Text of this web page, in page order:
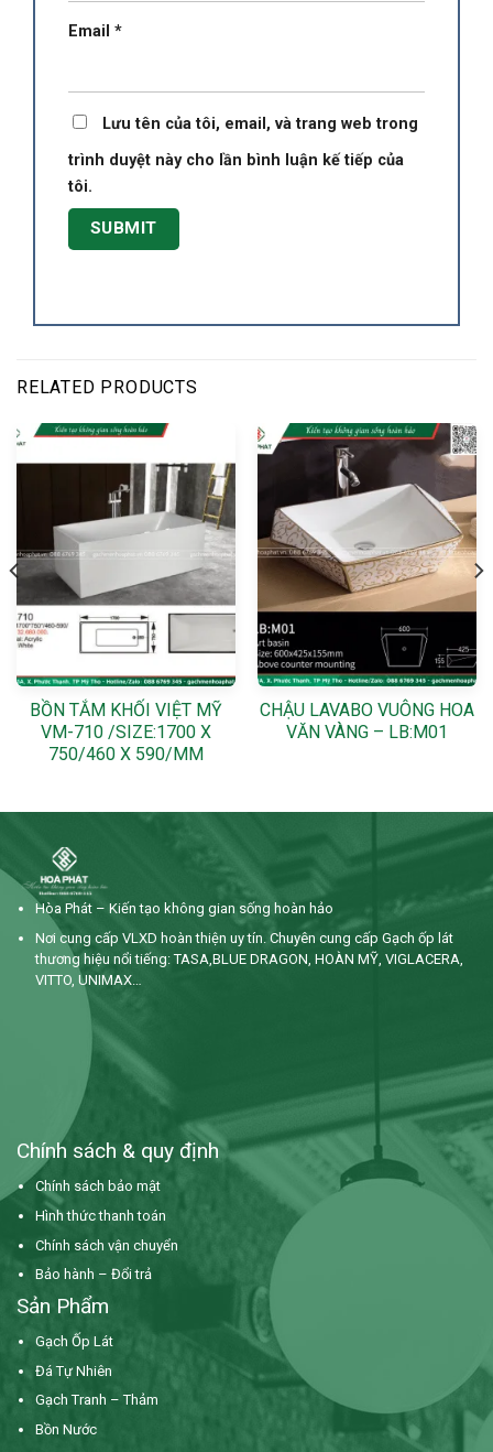
Email *
Lưu tên của tôi, email, và trang web trong
trình duyệt này cho lần bình luận kế tiếp của
tôi.
RELATED PRODUCTS
BỒN TẮM KHỐI VIỆT MỸ
VM-710 /SIZE:1700 X
750/460 X 590/MM
CHẬU LAVABO VUÔNG HOA
VĂN VÀNG – LB:M01
Hòa Phát – Kiến tạo không gian sống hoàn hảo
Nơi cung cấp VLXD hoàn thiện uy tín. Chuyên cung cấp Gạch ốp lát
thương hiệu nổi tiếng: TASA,BLUE DRAGON, HOÀN MỸ, VIGLACERA,
VITTO, UNIMAX…
Chính sách & quy định
Chính sách bảo mật
Hình thức thanh toán
Chính sách vận chuyển
Bảo hành – Đổi trả
Sản Phẩm
Gạch Ốp Lát
Đá Tự Nhiên
Gạch Tranh – Thảm
Bồn Nước